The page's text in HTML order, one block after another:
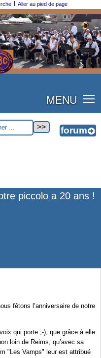
| Aller au pied de page
MENU
piccolo a 20 ans !
fêtons l’anniversaire de notre
qui porte ;-), que grâce à elle
loin de Reims, qu’avec sa
"Les Vamps" leur est attribué